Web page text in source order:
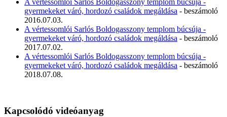
gyermekeket váró, hordozó családok megáldása - beszámoló
2016.07.03.
A vértessomlói Sarlós Boldogasszony templom búcsúja -
gyermekeket váró, hordozó családok megáldása - beszámoló
2017.07.02.
A vértessomlói Sarlós Boldogasszony templom búcsúja -
gyermekeket váró, hordozó családok megáldása - beszámoló
2018.07.08.
Kapcsolódó videóanyag